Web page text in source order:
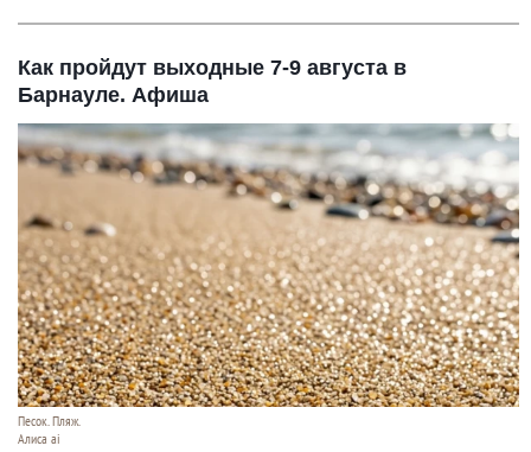
Как пройдут выходные 7-9 августа в
Барнауле. Афиша
Песок. Пляж.
Алиса ai